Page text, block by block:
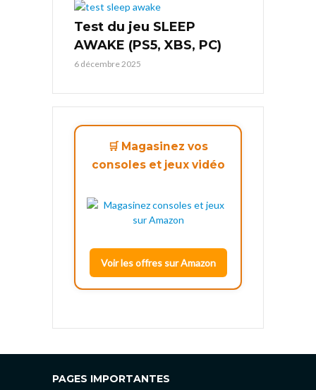
Test du jeu SLEEP
AWAKE (PS5, XBS, PC)
6 décembre 2025
🛒 Magasinez vos
consoles et jeux vidéo
Voir les offres sur Amazon
PAGES IMPORTANTES